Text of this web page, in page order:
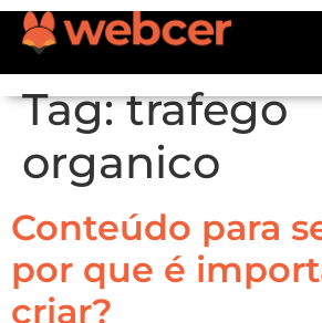
Tag:trafego
organico
Conteúdo para
por que é
criar?